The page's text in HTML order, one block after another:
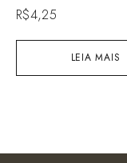
LEIA MAIS
R$4,25